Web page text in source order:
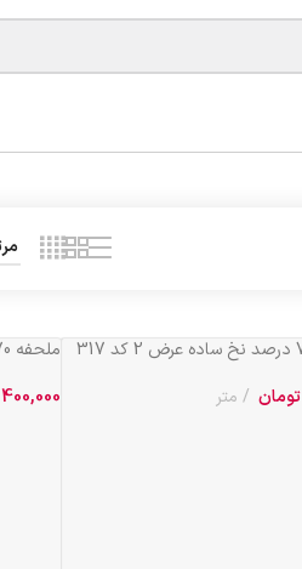
تومان متر
ملحفه 70 درصد نخ ساده عرض 2 کد 318
400,000